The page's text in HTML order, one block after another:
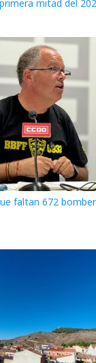
mitad del
faltan 672